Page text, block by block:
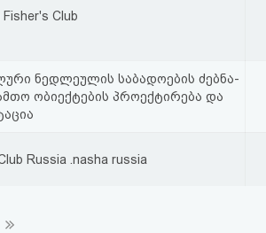
Club
ნედლეულის საბადოების ძებნა-
ობიექტების პროექტირება და
Russia .nasha russia